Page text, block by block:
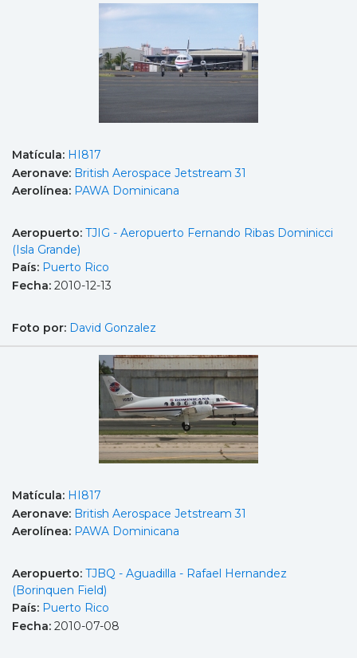
Matícula: HI817
Aeronave: British Aerospace Jetstream 31
Aerolínea: PAWA Dominicana
Aeropuerto: TJIG - Aeropuerto Fernando Ribas Dominicci
(Isla Grande)
País: Puerto Rico
Fecha: 2010-12-13
Foto por: David Gonzalez
Matícula: HI817
Aeronave: British Aerospace Jetstream 31
Aerolínea: PAWA Dominicana
Aeropuerto: TJBQ - Aguadilla - Rafael Hernandez
(Borinquen Field)
País: Puerto Rico
Fecha: 2010-07-08